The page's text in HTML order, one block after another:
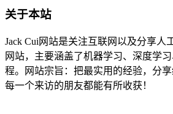
关于本站
Jack Cui网站是关注互联网以及分享人
网站，主要涵盖了机器学习、深度学
程。网站宗旨：把最实用的经验，分
每一个来访的朋友都能有所收获！